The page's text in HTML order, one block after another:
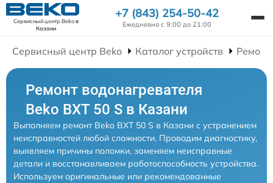
Сервисный центр Bekoв
Казани
+7 (843) 254-50-42
Ежедневно с 9:00 до 21:00
Сервисный центр Beko Каталог устройств
Ремонт водонагревателя
Beko BXT 50 S в Казани
Выполняем ремонт Beko BXT 50 S в Казани с устранением
неисправностей любой сложности. Проводим диагностику,
выявляем причины поломки, заменяем неисправные
детали и восстанавливаем работоспособность устройства.
Используем оригинальные или рекомендованные